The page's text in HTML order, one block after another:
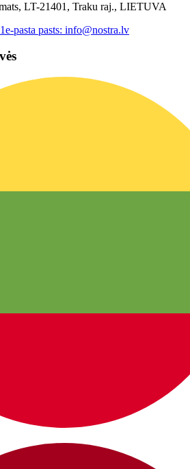
LT-21401, Traku raj., LIETUVA
e-pasta pasts: info@nostra.lv